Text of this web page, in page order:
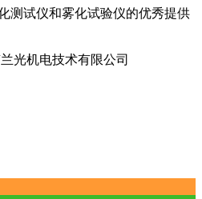
测试仪和雾化试验仪的优秀提供
光机电技术有限公司